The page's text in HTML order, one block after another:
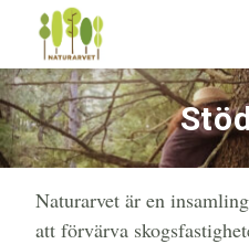
Naturarvet är en
att förvärva